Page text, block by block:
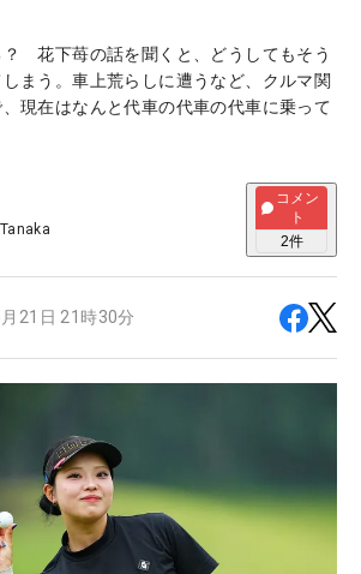
？ 花下苺の話を聞くと、どうしてもそう
まう。車上荒らしに遭うなど、クルマ関
現在はなんと代車の代車の代車に乗って
コメン
ト
2件
21日 21時30分